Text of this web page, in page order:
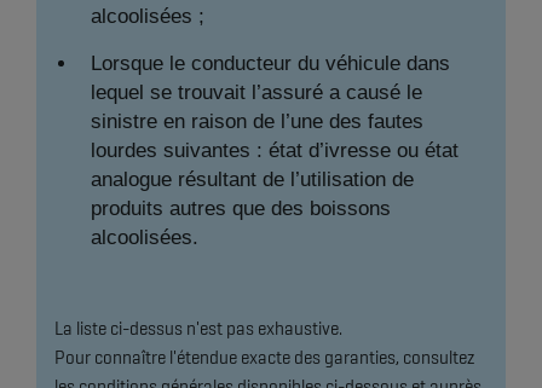
alcoolisées ;
Lorsque le conducteur du véhicule dans
lequel se trouvait l’assuré a causé le
sinistre en raison de l’une des fautes
lourdes suivantes : état d’ivresse ou état
analogue résultant de l’utilisation de
produits autres que des boissons
alcoolisées.
La liste ci-dessus n'est pas exhaustive.
Pour connaître l'étendue exacte des garanties, consultez